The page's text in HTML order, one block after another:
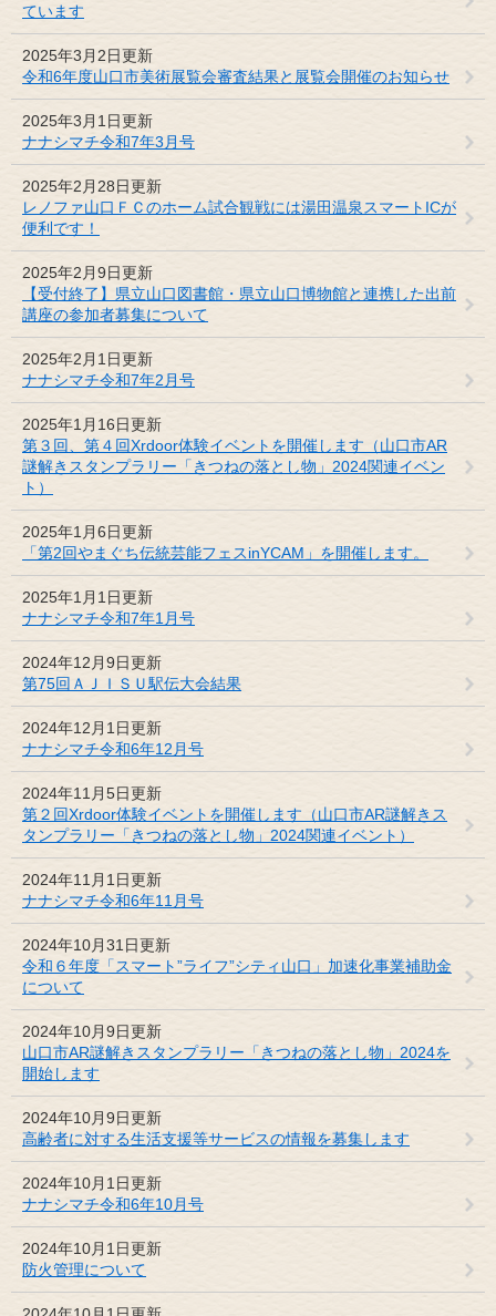
ています
2025年3月2日更新
令和6年度山口市美術展覧会審査結果と展覧会開催のお知らせ
2025年3月1日更新
ナナシマチ令和7年3月号
2025年2月28日更新
レノファ山口ＦＣのホーム試合観戦には湯田温泉スマートICが
便利です！​
2025年2月9日更新
【受付終了】県立山口図書館・県立山口博物館と連携した出前
講座の参加者募集について
2025年2月1日更新
ナナシマチ令和7年2月号
2025年1月16日更新
第３回、第４回Xrdoor体験イベントを開催します（山口市AR
謎解きスタンプラリー「きつねの落とし物」2024関連イベン
ト）
2025年1月6日更新
「第2回やまぐち伝統芸能フェスinYCAM」を開催します。
2025年1月1日更新
ナナシマチ令和7年1月号
2024年12月9日更新
第75回ＡＪＩＳＵ駅伝大会結果
2024年12月1日更新
ナナシマチ令和6年12月号
2024年11月5日更新
第２回Xrdoor体験イベントを開催します（山口市AR謎解きス
タンプラリー「きつねの落とし物」2024関連イベント）
2024年11月1日更新
ナナシマチ令和6年11月号
2024年10月31日更新
令和６年度「スマート”ライフ”シティ山口」加速化事業補助金
について
2024年10月9日更新
山口市AR謎解きスタンプラリー「きつねの落とし物」2024を
開始します
2024年10月9日更新
高齢者に対する生活支援等サービスの情報を募集します
2024年10月1日更新
ナナシマチ令和6年10月号
2024年10月1日更新
防火管理について